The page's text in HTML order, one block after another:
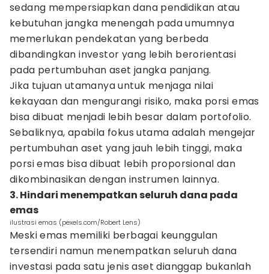
sedang mempersiapkan dana pendidikan atau
kebutuhan jangka menengah pada umumnya
memerlukan pendekatan yang berbeda
dibandingkan investor yang lebih berorientasi
pada pertumbuhan aset jangka panjang.
Jika tujuan utamanya untuk menjaga nilai
kekayaan dan mengurangi risiko, maka porsi emas
bisa dibuat menjadi lebih besar dalam portofolio.
Sebaliknya, apabila fokus utama adalah mengejar
pertumbuhan aset yang jauh lebih tinggi, maka
porsi emas bisa dibuat lebih proporsional dan
dikombinasikan dengan instrumen lainnya.
3. Hindari menempatkan seluruh dana pada
emas
ilustrasi emas (pexels.com/Robert Lens)
Meski emas memiliki berbagai keunggulan
tersendiri namun menempatkan seluruh dana
investasi pada satu jenis aset dianggap bukanlah